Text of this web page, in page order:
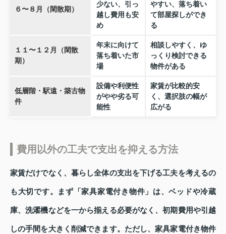
６〜８月（閑散期）
少ない、引っ
越し費用も安
め
やすい、落ち着い
て部屋探しができ
る
１１〜１２月（閑散
期）
年末に向けて
落ち着いた市
場
相談しやすく、ゆ
っくり検討できる
物件がある
低層階・駅遠・築古物
件
設備や利便性
がやや劣る可
能性
家賃が比較的安
く、選択肢の幅が
広がる
費用以外の工夫で支出を抑える方法
家賃だけでなく、暮らし全体の支出を下げる工夫を考えるの
も大切です。まず「家具家電付き物件」は、ベッドや冷蔵
庫、洗濯機などを一から揃える必要がなく、初期費用や引越
しの手間を大きく削減できます。ただし、家具家電付き物件